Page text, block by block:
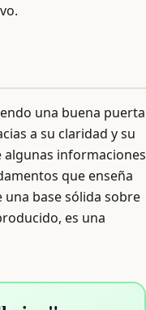
una buena puerta
a su claridad y su
informaciones
que enseña
base sólida sobre
es una